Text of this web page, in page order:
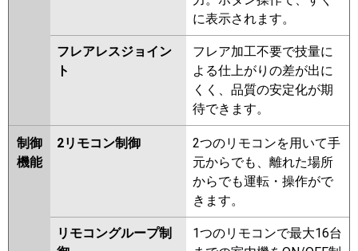
に表示されます。
フレアレスジョイン
ト
フレア加工不要で技量に
よる仕上がりの差が出に
くく、品質の安定化が期
待できます。
制御
機能
2リモコン制御
2つのリモコンを用いて手
元からでも、離れた場所
からでも運転・操作がで
きます。
リモコングループ制
1つのリモコンで最大16台